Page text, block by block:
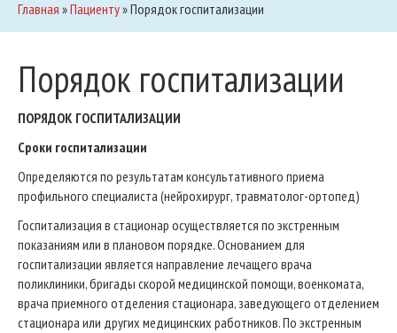
Главная »Пациенту»Порядок госпитализации
Порядок госпитализации
ПОРЯДОК ГОСПИТАЛИЗАЦИИ
Сроки госпитализации
Определяются по результатам консультативного приема
профильного специалиста (нейрохирург, травматолог-ортопед)
Госпитализация в стационар осуществляется по экстренным
показаниям или в плановом порядке. Основанием для
госпитализации является направление лечащего врача
поликлиники, бригады скорой медицинской помощи, военкомата,
врача приемного отделения стационара, заведующего отделением
стационара или других медицинских работников. По экстренным